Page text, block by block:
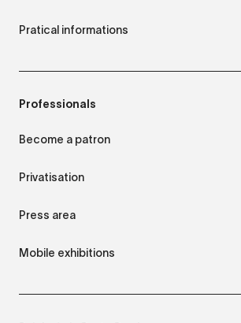
Pratical informations
Professionals
Become a patron
Privatisation
Press area
Mobile exhibitions